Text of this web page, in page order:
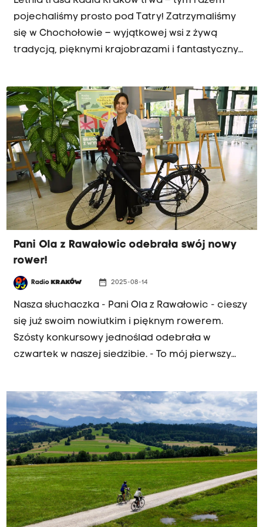
pojechaliśmy prosto pod Tatry! Zatrzymaliśmy
się w Chochołowie – wyjątkowej wsi z żywą
tradycją, pięknymi krajobrazami i fantastycznymi
Pani Ola z Rawałowic odebrała swój nowy
rower!
Radio KRAKÓW date_range 2025-08-14
Nasza słuchaczka - Pani Ola z Rawałowic - cieszy
się już swoim nowiutkim i pięknym rowerem.
Szósty konkursowy jednoślad odebrała w
czwartek w naszej siedzibie. - To mój pierwszy
miałam, pamiętam, Reksia - taki śliczny zielony
rowerek, ale ten wygrany w konkursie jest
wyjątkowy, drugiego takiego nie ma.